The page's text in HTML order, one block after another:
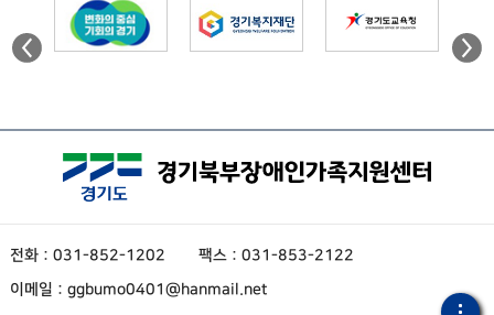
전화 : 031-852-1202
팩스 : 031-853-2122
이메일 : ggbumo0401@hanmail.net